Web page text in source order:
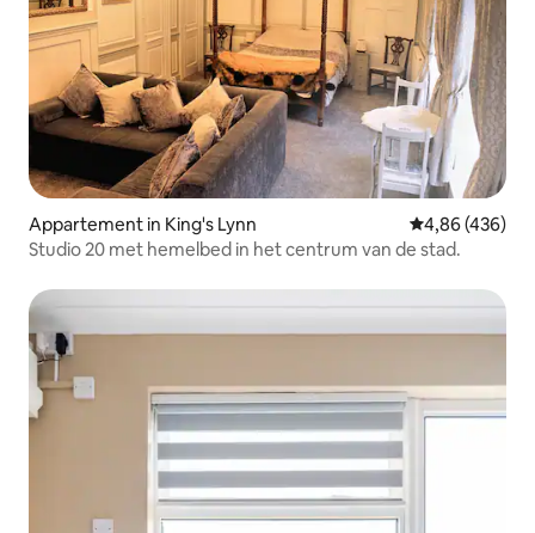
Appartement in King's Lynn Gemiddelde
4,86 (436)
Studio 20 met hemelbed in het centrum van de stad.